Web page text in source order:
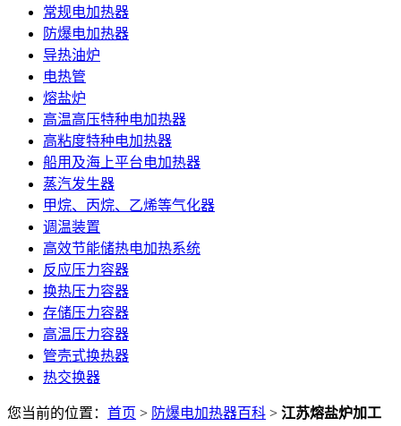
常规电加热器
防爆电加热器
导热油炉
电热管
熔盐炉
高温高压特种电加热器
高粘度特种电加热器
船用及海上平台电加热器
蒸汽发生器
甲烷、丙烷、乙烯等气化器
调温装置
高效节能储热电加热系统
反应压力容器
换热压力容器
存储压力容器
高温压力容器
管壳式换热器
热交换器
您当前的位置： 首页 > 防爆电加热器百科 > 江苏熔盐炉加工